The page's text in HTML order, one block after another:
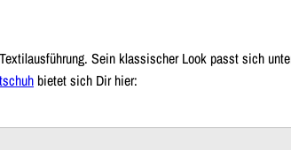
Sein klassischer Look passt sich
bietet sich Dir hier: